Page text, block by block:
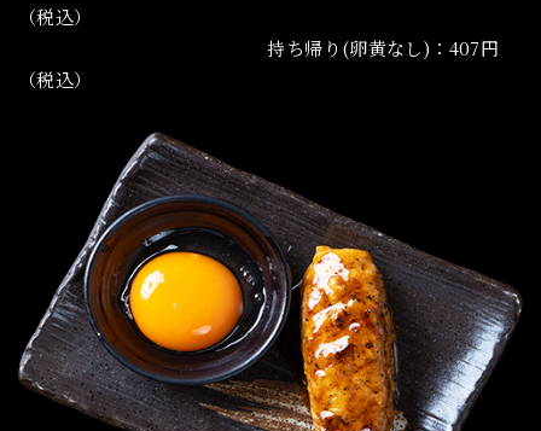
（税込）
持ち帰り(卵黄なし)：407円
（税込）